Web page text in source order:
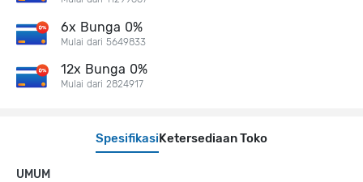
SpesifikasiKetersediaan Toko
UMUM
6x Bunga 0%
Mulai dari 5649833
12x Bunga 0%
Mulai dari 2824917